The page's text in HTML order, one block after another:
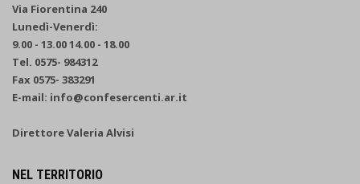
Via Fiorentina 240
Lunedì-Venerdì:
9.00 - 13.00 14.00 - 18.00
Tel. 0575- 984312
Fax 0575- 383291
E-mail: info@confesercenti.ar.it
Direttore Valeria Alvisi
NEL TERRITORIO